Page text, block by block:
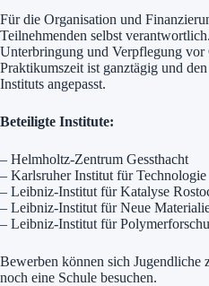
Für die Organisation und
Teilnehmenden selbst
Unterbringung und Verpflegung
Praktikumszeit ist ganztägig und
Instituts angepasst.
Beteiligte Institute:
– Helmholtz-Zentrum Gessthacht
– Karlsruher Institut für Technologie
– Leibniz-Institut für Katalyse
– Leibniz-Institut für Neue
– Leibniz-Institut für
Bewerben können sich Jugendliche
noch eine Schule besuchen.